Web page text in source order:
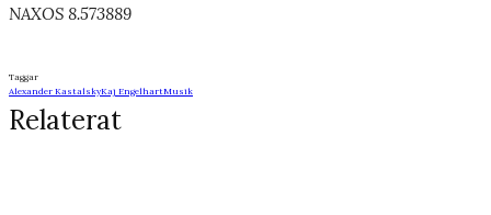
NAXOS 8.573889
Taggar
Alexander KastalskyKaj EngelhartMusik
Relaterat